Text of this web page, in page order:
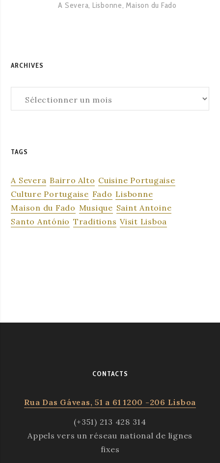
A Severa, Lisbonne, Maison du Fado
ARCHIVES
TAGS
A Severa Bairro Alto Cuisine Portugaise
Culture Portugaise Fado Lisbonne
Maison du Fado Musique Saint Antoine
Santo António Traditions Visit Lisboa
CONTACTS
Rua Das Gáveas, 51 a 61 1200 -206 Lisboa
(+351) 213 428 314
Appels vers un réseau national de lignes
fixes